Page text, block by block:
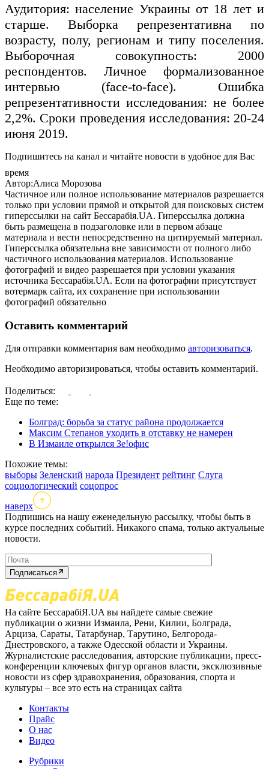
Аудитория: население Украины от 18 лет и
старше. Выборка репрезентативна по
возрасту, полу, регионам и типу поселения.
Выборочная совокупность: 2000
респондентов. Личное формализованное
интервью (face-to-face). Ошибка
репрезентативности исследования: не более
2,2%. Сроки проведения исследования: 20-24
июня 2019.
Подпишитесь на канал и читайте новости в удобное для Вас
время
Автор:Алиса Морозова
Частичное или полное использование материалов разрешается
только при условии прямой и открытой для поисковых систем
гиперссылки на сайт Бессарабія.UA. Гиперссылка должна
быть размещена в подзаголовке или в первом абзаце
материала и вести непосредственно на цитируемый материал.
Гиперссылка обязательна вне зависимости от полного либо
частичного использования материалов. Использование
фотографий и видео разрешается при условии указания
источника Бессарабія.UA. Если на фотографии присутствует
вотермарк сайта, их сохранение при использовании
фотографий обязательно
Оставить комментарий
Для отправки комментария вам необходимо авторизоваться.
Необходимо авторизироваться, чтобы оставить комментарий.
Поделиться:
Еще по теме:
Болград: борьба за статус района продолжается
Максим Степанов уходить в отставку не намерен
В Измаиле открылся Зе!офис
Похожие темы:
выборы Зеленский народа Президент рейтинг Слуга
социологический соцопрос
наверх
Подпишись на нашу еженедельную рассылку, чтобы быть в
курсе последних событий. Никакого спама, только актуальные
новости.
Подписаться
На сайте БессарабіЯ.UA вы найдете самые свежие
публикации о жизни Измаила, Рени, Килии, Болграда,
Арциза, Сараты, Татарбунар, Тарутино, Белгорода-
Днестровского, а также Одесской области и Украины.
Журналистские расследования, авторские публикации, пресс-
конференции ключевых фигур органов власти, эксклюзивные
новости из сфер здравохранения, образования, спорта и
культуры – все это есть на страницах сайта
Контакты
Прайс
О нас
Видео
Рубрики